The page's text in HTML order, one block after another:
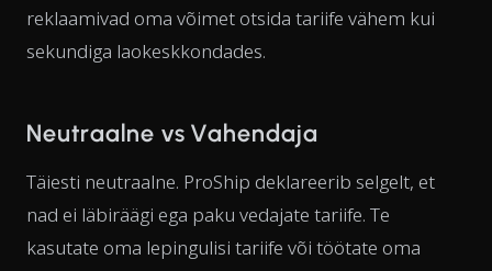
reklaamivad oma võimet otsida tariife vähem kui
sekundiga laokeskkondades.
Neutraalne vs Vahendaja
Täiesti neutraalne. ProShip deklareerib selgelt, et
nad ei läbiräägi ega paku vedajate tariife. Te
kasutate oma lepingulisi tariife või töötate oma